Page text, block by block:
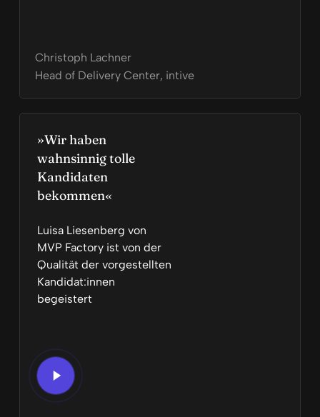
Christoph Lachner
Head of Delivery Center, intive
»Wir haben
wahnsinnig tolle
Kandidaten
bekommen«
Luisa Liesenberg von
MVP Factory ist von der
Qualität der vorgestellten
Kandidat:innen
begeistert
Play
Video